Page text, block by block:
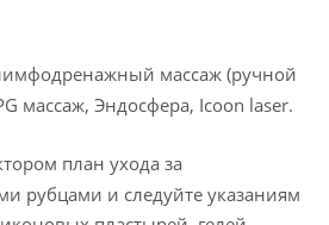
массаж (ручной
массаж, Эндосфера, Icoon laser.
план ухода за
рубцами и следуйте указаниям